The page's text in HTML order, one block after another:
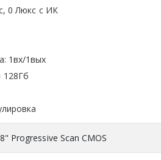
0 Люкс с ИК
1вх/1вых
128Гб
Progressive Scan CMOS